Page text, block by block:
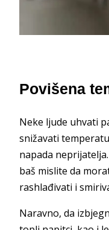
Povišena
Neke ljude uhvati
snižavati
napada
baš mislite da
rashlađivati i
Naravno, da